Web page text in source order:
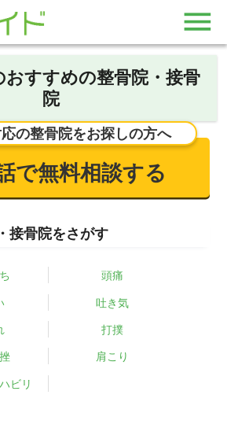
おすすめの整骨院・接骨
院
の整骨院をお探しの方へ
で無料相談する
接骨院をさがす
頭痛
吐き気
打撲
肩こり
ビリ